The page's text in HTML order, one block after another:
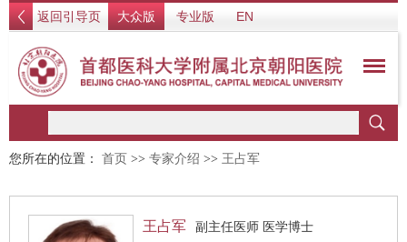
返回引导页 大众版 专业版 EN
您所在的位置： 首页 >> 专家介绍 >> 王占军
王占军
副主任医师 医学博士